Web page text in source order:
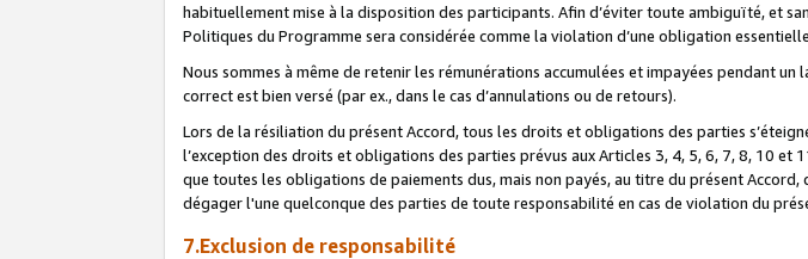
habituellement mise à la disposition des participants. Afin d’éviter toute ambiguïté, et
Politiques du Programme sera considérée comme la violation d’une obligation
Nous sommes à même de retenir les rémunérations accumulées et impayées pendant
correct est bien versé (par ex., dans le cas d’annulations ou de retours).
Lors de la résiliation du présent Accord, tous les droits et obligations des parties
l’exception des droits et obligations des parties prévus aux Articles 3, 4, 5, 6, 7, 8, 10
que toutes les obligations de paiements dus, mais non payés, au titre du présent
dégager l'une quelconque des parties de toute responsabilité en cas de violation du
7.Exclusion de responsabilité